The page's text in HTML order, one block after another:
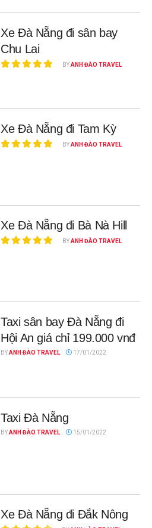
Xe Đà Nẵng đi sân bay
Chu Lai
BYANH ĐÀO TRAVEL
Xe Đà Nẵng đi Tam Kỳ
BYANH ĐÀO TRAVEL
Xe Đà Nẵng đi Bà Nà Hill
BYANH ĐÀO TRAVEL
Taxi sân bay Đà Nẵng đi
Hội An giá chỉ 199.000 vnđ
BYANH ĐÀO TRAVEL 17/01/2022
Taxi Đà Nẵng
BYANH ĐÀO TRAVEL 15/01/2022
Xe Đà Nẵng đi Đắk Nông